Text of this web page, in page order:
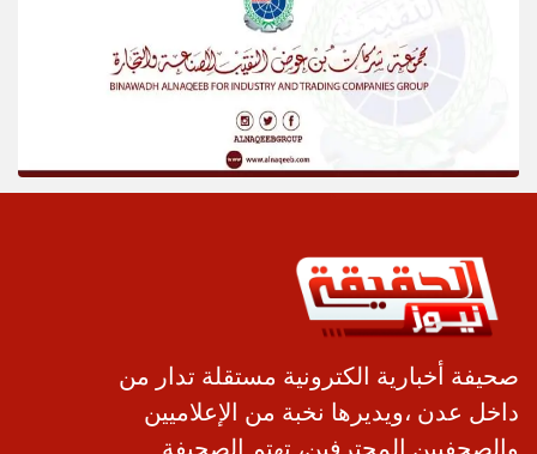
صحيفة أخبارية الكترونية مستقلة تدار من
داخل عدن ،ويديرها نخبة من الإعلاميين